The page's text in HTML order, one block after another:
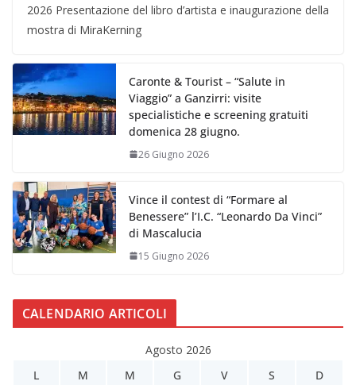
2026 Presentazione del libro d’artista e inaugurazione della
mostra di MiraKerning
Caronte & Tourist – “Salute in
Viaggio” a Ganzirri: visite
specialistiche e screening gratuiti
domenica 28 giugno.
26 Giugno 2026
Vince il contest di “Formare al
Benessere” l’I.C. “Leonardo Da Vinci”
di Mascalucia
15 Giugno 2026
CALENDARIO ARTICOLI
Agosto 2026
L
M M G V S D